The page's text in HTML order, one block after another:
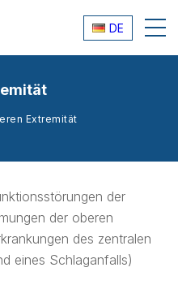
DE
Extremität
der
der oberen
des zentralen
eines Schlaganfalls)